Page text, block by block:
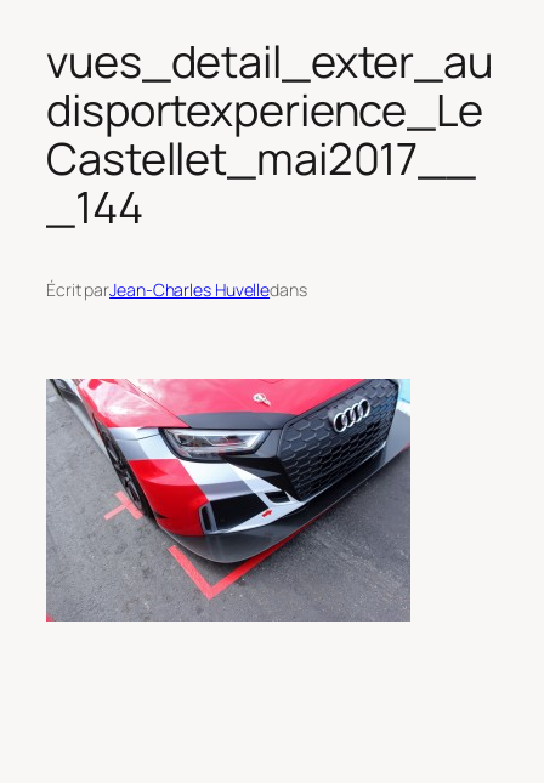
vues_detail_exter_au
disportexperience_Le
Castellet_mai2017__
_144
Écrit parJean-Charles Huvelledans